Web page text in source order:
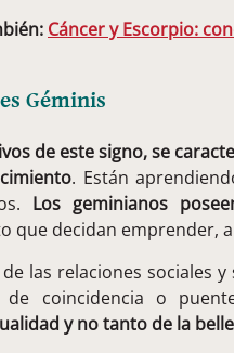
Cáncer y Escorpio:
Géminis
de este signo, se
. Están
Los geminianos
que decidan emprender,
las relaciones sociales
de coincidencia o
y no tanto de la